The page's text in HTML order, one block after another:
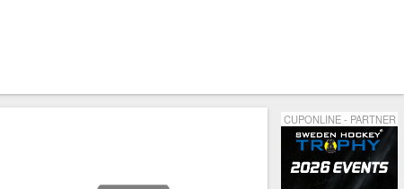
CUPONLINE - PARTNER